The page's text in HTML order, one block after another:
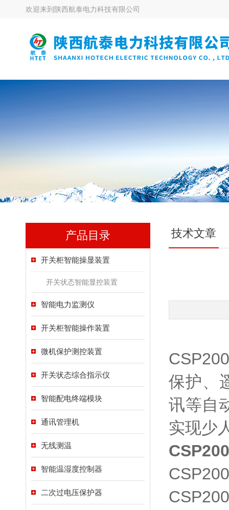
欢迎来到 陕西航泰电力科技有限公司
产品目录
开关柜智能操显装置
开关状态智能显控装置
智能电力监测仪
开关柜智能操作装置
微机保护测控装置
开关状态综合指示仪
智能配电终端模块
通讯管理机
无线测温
智能温湿度控制器
二次过电压保护器
技术文章
保护、
讯等自
实现少